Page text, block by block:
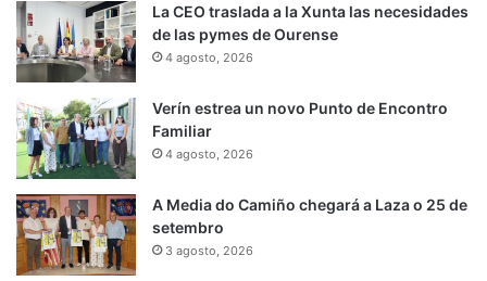
La CEO traslada a la Xunta las necesidades
de las pymes de Ourense
4 agosto, 2026
Verín estrea un novo Punto de Encontro
Familiar
4 agosto, 2026
A Media do Camiño chegará a Laza o 25 de
setembro
3 agosto, 2026